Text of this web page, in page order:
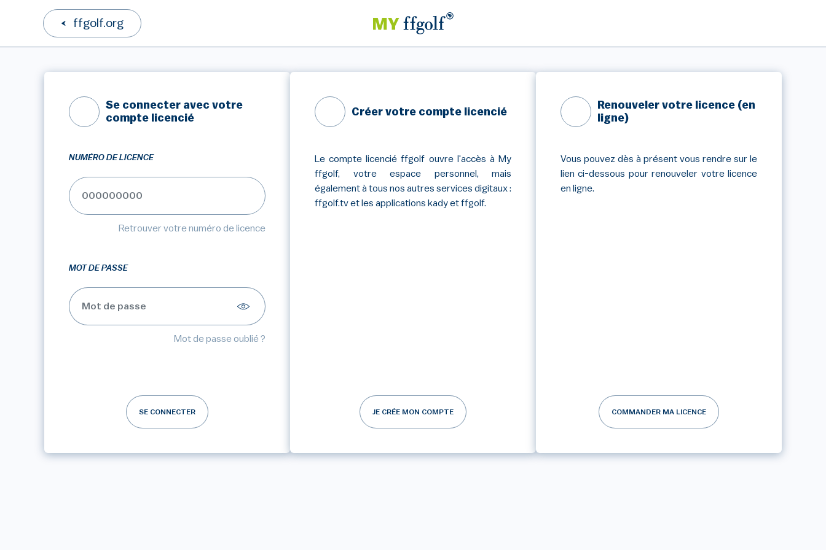
ffgolf.org
Se connecter avec votre
compte licencié
NUMÉRO DE LICENCE
Retrouver votre numéro de licence
MOT DE PASSE
Mot de passe oublié ?
SE CONNECTER
Créer votre compte licencié
Le compte licencié ffgolf ouvre l'accès à My
ffgolf, votre espace personnel, mais
également à tous nos autres services digitaux :
ffgolf.tv et les applications kady et ffgolf.
JE CRÉE MON COMPTE
Renouveler votre licence (en
ligne)
Vous pouvez dès à présent vous rendre sur le
lien ci-dessous pour renouveler votre licence
en ligne.
COMMANDER MA LICENCE